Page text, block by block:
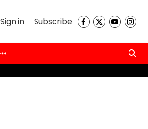
Sign in Subscribe